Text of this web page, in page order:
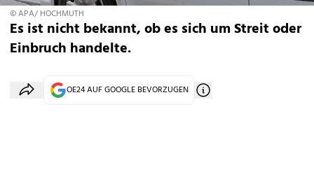
© APA/ HOCHMUTH
Es ist nicht bekannt, ob es sich um Streit oder
Einbruch handelte.
OE24 AUF GOOGLE BEVORZUGEN